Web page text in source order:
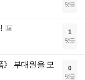
댓글
1
댓글
》 부대원을 모
0
댓글